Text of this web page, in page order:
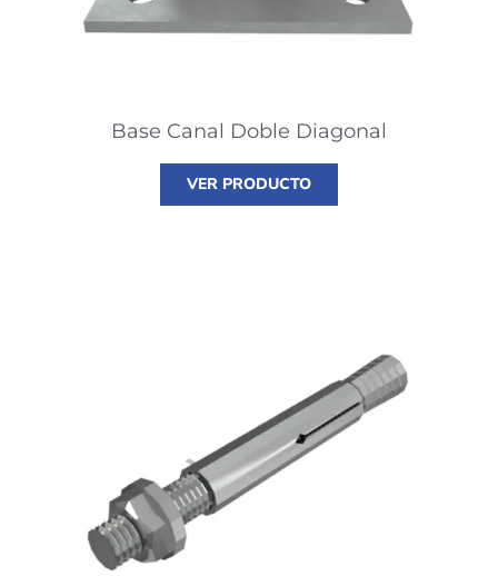
Base Canal Doble Diagonal
VER PRODUCTO